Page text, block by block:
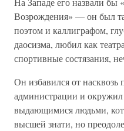
Возрождения» — он был
поэтом и каллиграфом,
даосизма, любил как
спортивные состязания,
Он избавился от
администрации и
выдающимися людьми,
высшей знати, но